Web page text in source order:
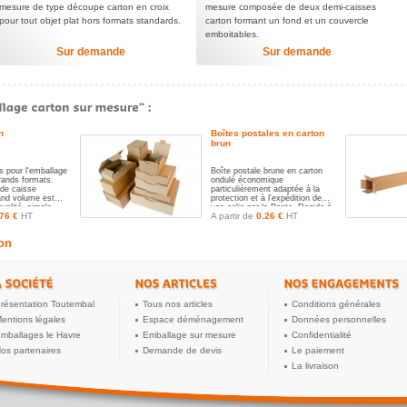
mesure de type découpe carton en croix
pour tout objet plat hors formats standards.
Sur demande
mesure composée de deux demi-caisses
carton formant un fond et un couvercle
emboitables.
Sur demande
pour l'emballage
formats.
caisse
volume est
simple,
pour
€ HT
Boîtes postales en carton
brun
Boîte postale brune en carton
ondulé économique
particulièrement adaptée à la
protection et à l'expédition de
vos colis par la Poste. Rapide à
monter et à former, cette boîte
A partir de 0.26 € HT
Toutembal
légales
le Havre
partenaires
Tous nos articles
Espace déménagement
Emballage sur mesure
Demande de devis
Conditions générales
Données personnelles
Confidentialité
Le paiement
La livraison